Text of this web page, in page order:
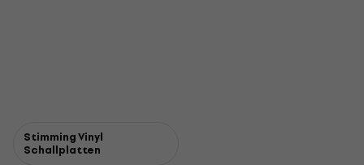
Stimming Vinyl
Schallplatten